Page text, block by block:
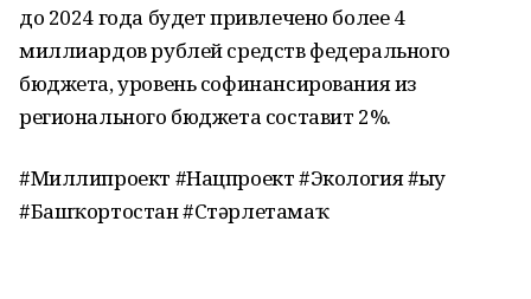
до 2024 года будет привлечено более 4
миллиардов рублей средств федерального
бюджета, уровень софинансирования из
регионального бюджета составит 2%.
#Миллипроект #Нацпроект #Экология #Һыу
#Башҡортостан #Стәрлетамаҡ